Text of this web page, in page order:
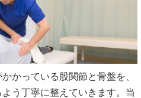
かっている股関節と骨盤を、
う丁寧に整えていきます。当